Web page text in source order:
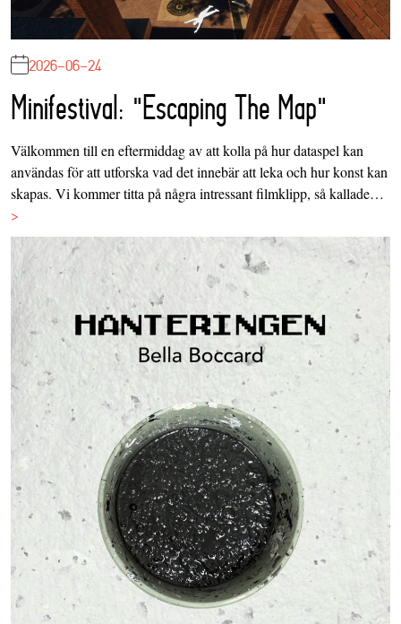
2026-06-24
Minifestival: "Escaping The Map"
Välkommen till en eftermiddag av att kolla på hur dataspel kan
användas för att utforska vad det innebär att leka och hur konst kan
skapas. Vi kommer titta på några intressant filmklipp, så kallade…
>